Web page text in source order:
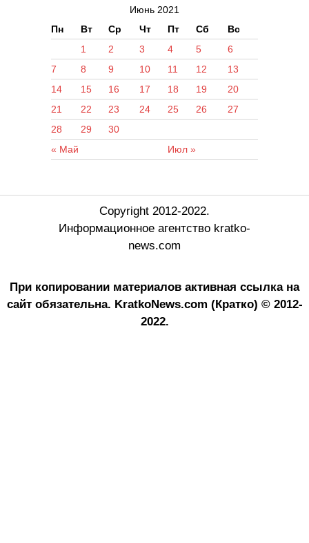
Июнь 2021
Пн
Вт Ср Чт Пт Сб Вс
« Май Июл »
1 2 3 4 5
6
7
8 9 10 11 12
13
14
15 16 17 18 19
20
21
22 23 24 25 26
27
28
29 30
Copyright 2012-2022.
Информационное агентство kratko-
news.com
При копировании материалов активная ссылка на
сайт обязательна. KratkoNews.com (Кратко) © 2012-
2022.